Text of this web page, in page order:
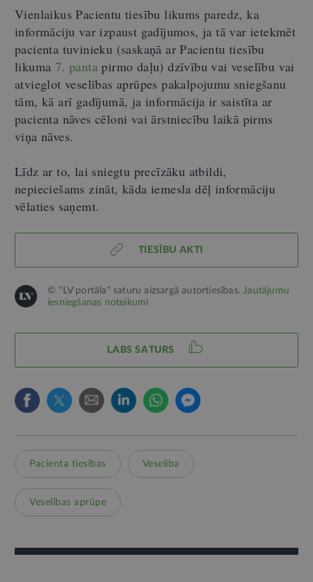
Vienlaikus Pacientu tiesību likums paredz, ka
informāciju var izpaust gadījumos, ja tā var ietekmēt
pacienta tuvinieku (saskaņā ar Pacientu tiesību
likuma 7. panta pirmo daļu) dzīvību vai veselību vai
atvieglot veselības aprūpes pakalpojumu sniegšanu
tām, kā arī gadījumā, ja informācija ir saistīta ar
pacienta nāves cēloni vai ārstniecību laikā pirms
viņa nāves.
Līdz ar to, lai sniegtu precīzāku atbildi,
nepieciešams zināt, kāda iemesla dēļ informāciju
vēlaties saņemt.
TIESĪBU AKTI
© "LV portāla" saturu aizsargā autortiesības.Jautājumu
iesniegšanas noteikumi
LABS SATURS
Pacienta tiesības Veselība
Veselības aprūpe